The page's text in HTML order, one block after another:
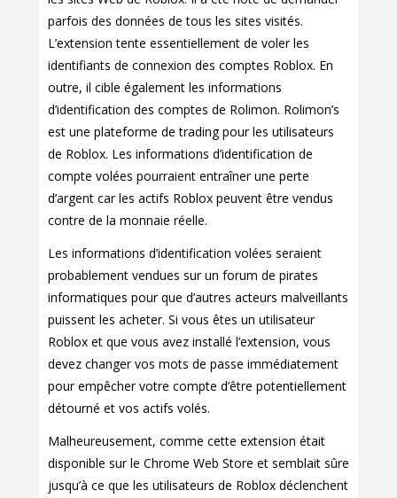
parfois des données de tous les sites visités.
L’extension tente essentiellement de voler les
identifiants de connexion des comptes Roblox. En
outre, il cible également les informations
d’identification des comptes de Rolimon. Rolimon’s
est une plateforme de trading pour les utilisateurs
de Roblox. Les informations d’identification de
compte volées pourraient entraîner une perte
d’argent car les actifs Roblox peuvent être vendus
contre de la monnaie réelle.
Les informations d’identification volées seraient
probablement vendues sur un forum de pirates
informatiques pour que d’autres acteurs malveillants
puissent les acheter. Si vous êtes un utilisateur
Roblox et que vous avez installé l’extension, vous
devez changer vos mots de passe immédiatement
pour empêcher votre compte d’être potentiellement
détourné et vos actifs volés.
Malheureusement, comme cette extension était
disponible sur le Chrome Web Store et semblait sûre
jusqu’à ce que les utilisateurs de Roblox déclenchent